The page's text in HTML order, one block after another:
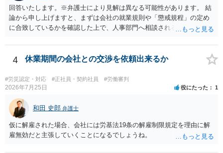
回答いたします。※弁護士により見解は異なる可能性があります。 結
論から申し上げますと、まずは会社の就業規則や「懲戒規程」の定め
に合致しているかを確認した上で、人事部門へ相談されることが最優
ものの、重い懲戒処分の対象には十分なり得ます。 名誉や評価の回復
については、会社側に「部下の不正行為による情報漏洩」と正式に認
定させ、誤認した他部署への適切なフォローや周知を求めるのが有効
です。 あるいは、懲戒があったことを社内で周知される手続があるの
ならば、それにより軽微ながら回復はできるかもしれません。 さらに
個人としても、相手に対してプライバシー侵害等に基づく損害賠償
（慰謝料）を請求する選択肢がありえます（ただし、金額は多額にな
らない可能性があります。）。
4 休業期間の会社との交渉を依頼出来るか
#労災認定・対応 #正社員・契約社員 #労働審判
2026年7月25日 役にたった 1
和田 史郎 弁護士
仮に解雇された場合、会社には労基法19条の解雇制限規定を理由に解
雇無効だと主張していくことになるでしょうね。